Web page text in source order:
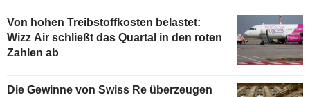
Von hohen Treibstoffkosten belastet:
Wizz Air schließt das Quartal in den roten
Zahlen ab
Die Gewinne von Swiss Re überzeugen